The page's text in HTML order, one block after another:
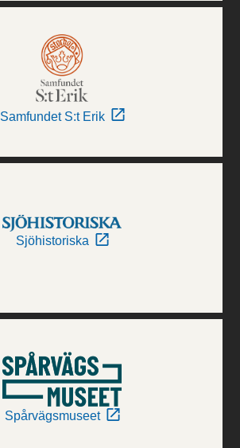
Samfundet S:t Erik
Sjöhistoriska
Spårvägsmuseet